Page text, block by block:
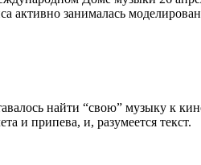
активно занималась
найти “свою” музыку к
и припева, и, разумеется текст.